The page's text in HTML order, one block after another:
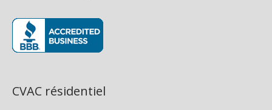
CVAC résidentiel